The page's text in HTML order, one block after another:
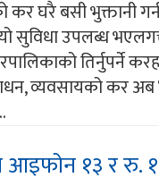
कर घरै बसी भुक्तानी
सुविधा उपलब्ध
तिर्नुपर्ने
व्यवसायको कर अब
आइफोन १३ र रु.